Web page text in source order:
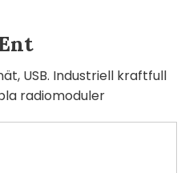
USB. Industriell kraftfull
radiomoduler